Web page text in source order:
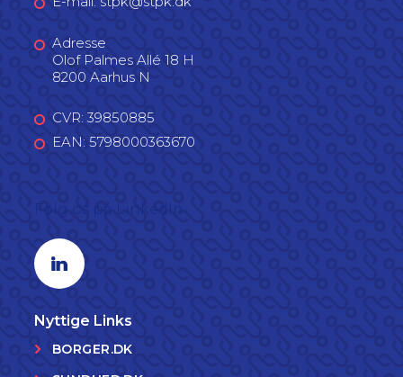
Adresse
Olof Palmes Allé 18 H
8200 Aarhus N
CVR: 39850885
EAN: 5798000363670
Linkedin profil
Nyttige Links
BORGER.DK